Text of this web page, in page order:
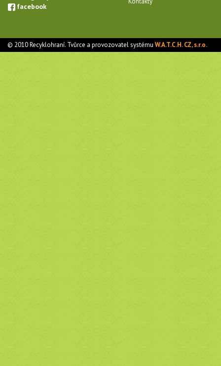
facebook
© 2010 Recyklohraní. Tvůrce a provozovatel systémuW.A.T.C.H. CZ, s.r.o.